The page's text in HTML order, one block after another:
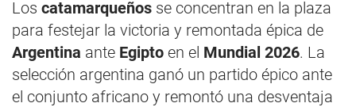
Los catamarqueños se concentran en la plaza
para festejar la victoria y remontada épica de
Argentina ante Egipto en el Mundial 2026. La
selección argentina ganó un partido épico ante
el conjunto africano y remontó una desventaja